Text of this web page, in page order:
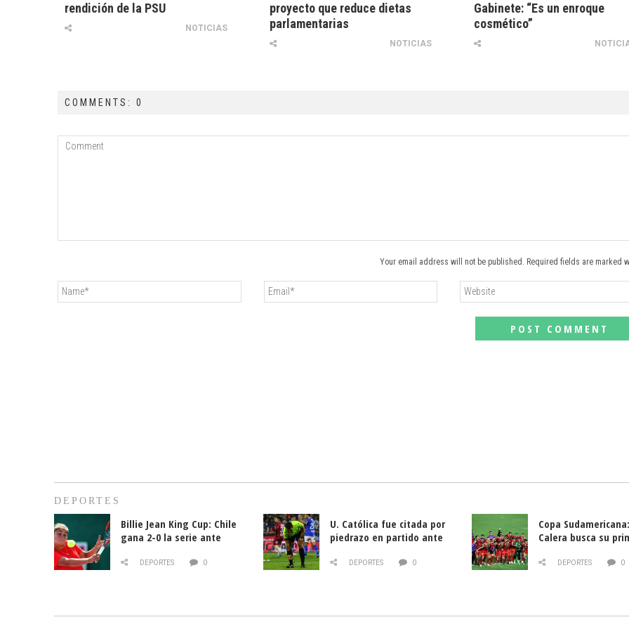
rendición de la PSU
NOTICIAS
proyecto que reduce dietas
parlamentarias
NOTICIAS
Gabinete: “Es un enroque
cosmético”
COMMENTS: 0
Your email address will not be published. Required fields are marked
DEPORTES
Billie Jean King Cup: Chile
gana 2-0 la serie ante
DEPORTES 0
U. Católica fue citada por
piedrazo en partido ante
DEPORTES 0
Copa
Calera busca su
DEPORTES 0